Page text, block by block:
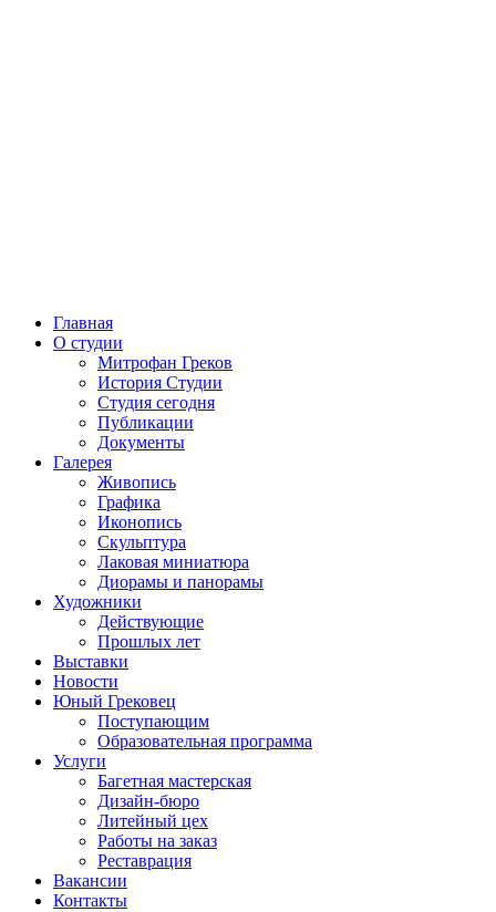
Главная
О студии
Митрофан Греков
История Студии
Студия сегодня
Публикации
Документы
Галерея
Живопись
Графика
Иконопись
Скульптура
Лаковая миниатюра
Диорамы и панорамы
Художники
Действующие
Прошлых лет
Выставки
Новости
Юный Грековец
Поступающим
Образовательная программа
Услуги
Багетная мастерская
Дизайн-бюро
Литейный цех
Работы на заказ
Реставрация
Вакансии
Контакты